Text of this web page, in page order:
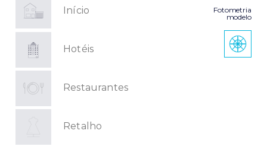
Início
Hotéis
Restaurantes
Retalho
Fotometria
modelo